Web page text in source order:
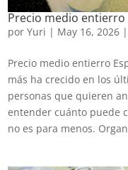
Precio medio entierro
porYuri | May 16, 2026 |
Precio medio entierro
más ha crecido en los
personas que quieren
entender cuánto puede
no es para menos.